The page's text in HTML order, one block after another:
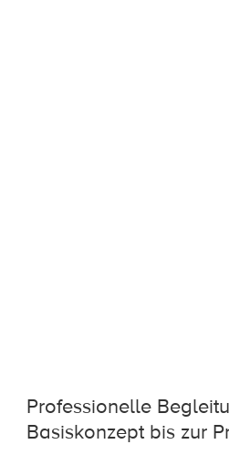
Professionelle
Basiskonzept bis zur